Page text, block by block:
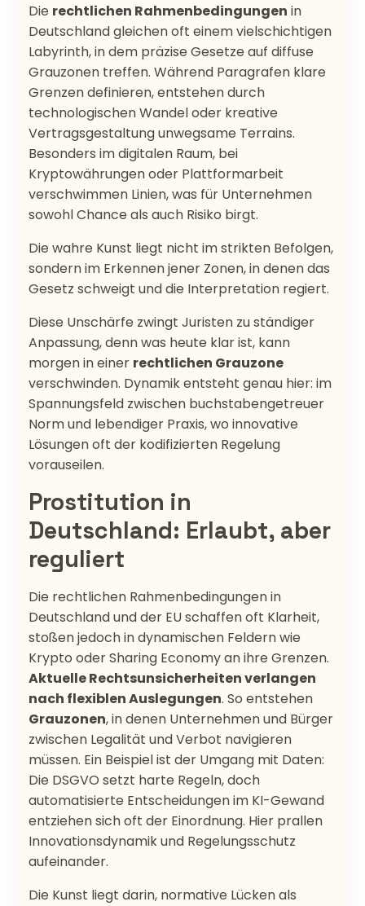
Die rechtlichen Rahmenbedingungen in
Deutschland gleichen oft einem vielschichtigen
Labyrinth, in dem präzise Gesetze auf diffuse
Grauzonen treffen. Während Paragrafen klare
Grenzen definieren, entstehen durch
technologischen Wandel oder kreative
Vertragsgestaltung unwegsame Terrains.
Besonders im digitalen Raum, bei
Kryptowährungen oder Plattformarbeit
verschwimmen Linien, was für Unternehmen
sowohl Chance als auch Risiko birgt.
Die wahre Kunst liegt nicht im strikten Befolgen,
sondern im Erkennen jener Zonen, in denen das
Gesetz schweigt und die Interpretation regiert.
Diese Unschärfe zwingt Juristen zu ständiger
Anpassung, denn was heute klar ist, kann
morgen in einer rechtlichen Grauzone
verschwinden. Dynamik entsteht genau hier: im
Spannungsfeld zwischen buchstabengetreuer
Norm und lebendiger Praxis, wo innovative
Lösungen oft der kodifizierten Regelung
vorauseilen.
Prostitution in
Deutschland: Erlaubt, aber
reguliert
Die rechtlichen Rahmenbedingungen in
Deutschland und der EU schaffen oft Klarheit,
stoßen jedoch in dynamischen Feldern wie
Krypto oder Sharing Economy an ihre Grenzen.
Aktuelle Rechtsunsicherheiten verlangen
nach flexiblen Auslegungen. So entstehen
Grauzonen, in denen Unternehmen und Bürger
zwischen Legalität und Verbot navigieren
müssen. Ein Beispiel ist der Umgang mit Daten:
Die DSGVO setzt harte Regeln, doch
automatisierte Entscheidungen im KI-Gewand
entziehen sich oft der Einordnung. Hier prallen
Innovationsdynamik und Regelungsschutz
aufeinander.
Die Kunst liegt darin, normative Lücken als